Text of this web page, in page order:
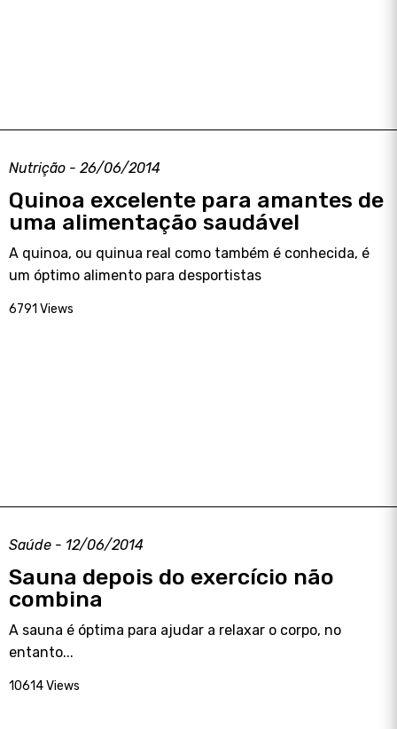
Nutrição - 26/06/2014
Quinoa excelente para amantes de
uma alimentação saudável
A quinoa, ou quinua real como também é conhecida, é
um óptimo alimento para desportistas
6791 Views
Saúde - 12/06/2014
Sauna depois do exercício não
combina
A sauna é óptima para ajudar a relaxar o corpo, no
entanto...
10614 Views